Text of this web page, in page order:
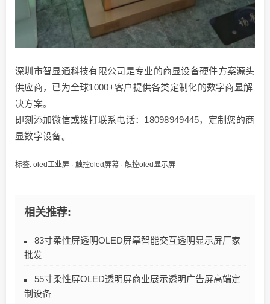
深圳市智显通科技有限公司是专业的商显设备硬件方案源头
供应商，已为全球1000+客户提供各类定制化的数字商显解
决方案。
即刻添加微信或拨打联系电话：18098949445，定制您的商
显数字设备。
标签: oled工业屏 · 触控oled屏幕 · 触控oled显示屏
相关推荐:
83寸柔性屏透明OLED屏幕智能交互透明显示屏厂家
批发
55寸柔性屏OLED透明屏商业展示透明广告屏高端定
制设备